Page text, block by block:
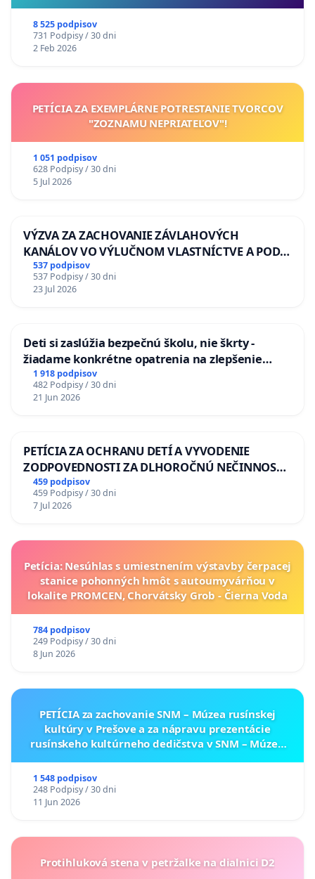
8 525 podpisov
731 Podpisy / 30 dni
2 Feb 2026
PETÍCIA ZA EXEMPLÁRNE POTRESTANIE TVORCOV
"ZOZNAMU NEPRIATEĽOV"!
1 051 podpisov
628 Podpisy / 30 dni
5 Jul 2026
VÝZVA ZA ZACHOVANIE ZÁVLAHOVÝCH
KANÁLOV VO VÝLUČNOM VLASTNÍCTVE A POD
KONTROLOU SLOVENSKEJ REPUBLIKY & žiadosť
na riešenie zanedbaného stavu závlahových a
odvodňovacích kanálov na Slovensku
537 podpisov
537 Podpisy / 30 dni
23 Jul 2026
Deti si zaslúžia bezpečnú školu, nie škrty -
žiadame konkrétne opatrenia na zlepšenie
situácie v školstve
1 918 podpisov
482 Podpisy / 30 dni
21 Jun 2026
PETÍCIA ZA OCHRANU DETÍ A VYVODENIE
ZODPOVEDNOSTI ZA DLHOROČNÚ NEČINNOSŤ
A ZLYHANIE ŠTÁTU
459 podpisov
459 Podpisy / 30 dni
7 Jul 2026
Petícia: Nesúhlas s umiestnením výstavby čerpacej
stanice pohonných hmôt s autoumyvárňou v
lokalite PROMCEN, Chorvátsky Grob - Čierna Voda
784 podpisov
249 Podpisy / 30 dni
8 Jun 2026
PETÍCIA za zachovanie SNM – Múzea rusínskej
kultúry v Prešove a za nápravu prezentácie
rusínskeho kultúrneho dedičstva v SNM – Múzeu
1 548 podpisov
248 Podpisy / 30 dni
11 Jun 2026
Protihluková stena v petržalke na dialnici D2